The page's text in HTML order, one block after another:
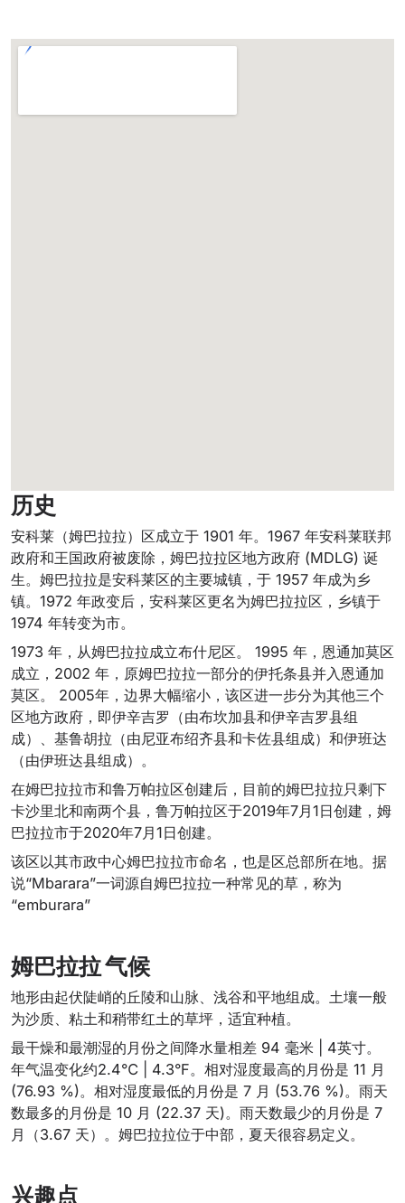
历史
安科莱（姆巴拉拉）区成立于 1901 年。1967 年安科莱联邦
政府和王国政府被废除，姆巴拉拉区地方政府 (MDLG) 诞
生。姆巴拉拉是安科莱区的主要城镇，于 1957 年成为乡
镇。1972 年政变后，安科莱区更名为姆巴拉拉区，乡镇于
1974 年转变为市。
1973 年，从姆巴拉拉成立布什尼区。 1995 年，恩通加莫区
成立，2002 年，原姆巴拉拉一部分的伊托条县并入恩通加
莫区。 2005年，边界大幅缩小，该区进一步分为其他三个
区地方政府，即伊辛吉罗（由布坎加县和伊辛吉罗县组
成）、基鲁胡拉（由尼亚布绍齐县和卡佐县组成）和伊班达
（由伊班达县组成）。
在姆巴拉拉市和鲁万帕拉区创建后，目前的姆巴拉拉只剩下
卡沙里北和南两个县，鲁万帕拉区于2019年7月1日创建，姆
巴拉拉市于2020年7月1日创建。
该区以其市政中心姆巴拉拉市命名，也是区总部所在地。据
说“Mbarara”一词源自姆巴拉拉一种常见的草，称为
“emburara”
姆巴拉拉 气候
地形由起伏陡峭的丘陵和山脉、浅谷和平地组成。土壤一般
为沙质、粘土和稍带红土的草坪，适宜种植。
最干燥和最潮湿的月份之间降水量相差 94 毫米 | 4英寸。
年气温变化约2.4℃ | 4.3°F。相对湿度最高的月份是 11 月
(76.93 %)。相对湿度最低的月份是 7 月 (53.76 %)。雨天
数最多的月份是 10 月 (22.37 天)。雨天数最少的月份是 7
月（3.67 天）。姆巴拉拉位于中部，夏天很容易定义。
兴趣点